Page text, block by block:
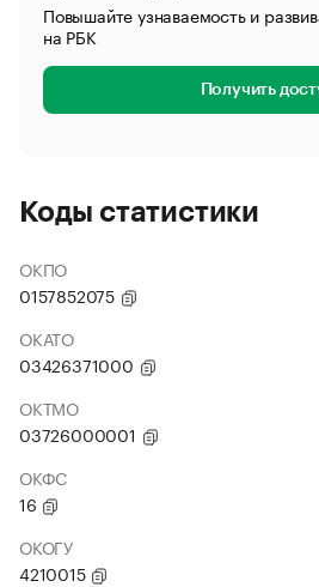
Повышайте узнаваемость и
на РБК
Получить
Коды статистики
ОКПО
0157852075
ОКАТО
03426371000
ОКТМО
03726000001
ОКФС
16
ОКОГУ
4210015